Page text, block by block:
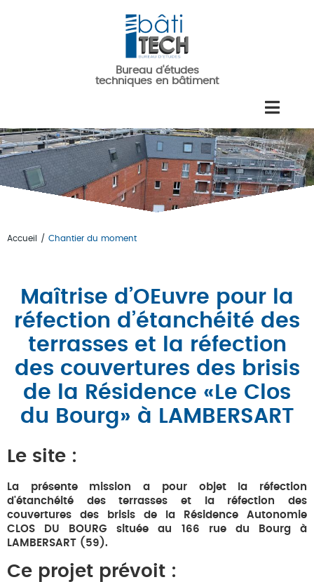
Bureau d'études
techniques en bâtiment
Accueil / Chantier du moment
Maîtrise d’OEuvre pour la
réfection d’étanchéité des
terrasses et la réfection
des couvertures des brisis
de la Résidence «Le Clos
du Bourg» à LAMBERSART
Le site :
La présente mission a pour objet la réfection
d'étanchéité des terrasses et la réfection des
couvertures des brisis de la Résidence Autonomie
CLOS DU BOURG située au 166 rue du Bourg à
LAMBERSART (59).
Ce projet prévoit :